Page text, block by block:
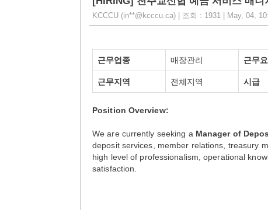
KCCCU (in**@kcccu.ca) | 조회 : 1931 | May, 04,
근무업종 매장관리 근무
근무지역 전체지역 시급
Position Overview:
We are currently seeking a Manager of
deposit services, member relations, treasury
high level of professionalism, operational
satisfaction.